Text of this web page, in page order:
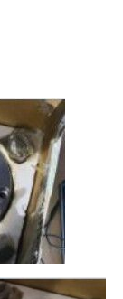
background-image